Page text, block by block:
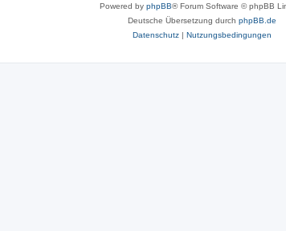
Powered by phpBB® Forum Software © phpBB
Deutsche Übersetzung durch phpBB.de
Datenschutz| Nutzungsbedingungen